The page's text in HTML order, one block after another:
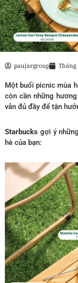
paujargroup Tháng
Một buổi picnic mùa
còn cần những
vẫn đủ đầy để tận
Starbucks gợi ý
hè của bạn: